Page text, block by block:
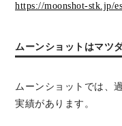
https://moonshot-stk.jp/
ムーンショットはマツ
ムーンショットでは、
実績があります。